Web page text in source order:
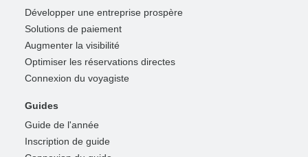
Développer une entreprise prospère
Solutions de paiement
Augmenter la visibilité
Optimiser les réservations directes
Connexion du voyagiste
Guides
Guide de l'année
Inscription de guide